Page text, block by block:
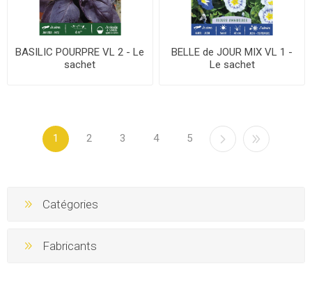
BASILIC POURPRE VL 2 - Le
sachet
BELLE de JOUR MIX VL 1 -
Le sachet
1 2 3 4 5
Catégories
Fabricants